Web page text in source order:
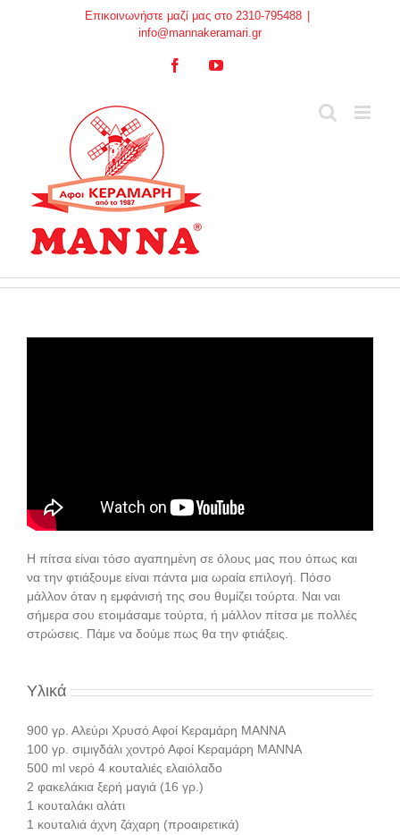
Επικοινωνήστε μαζί μας στο 2310-795488
info@mannakeramari.gr
FacebookYouTube
Η πίτσα είναι τόσο αγαπημένη σε όλους μας που όπως και
να την φτιάξουμε είναι πάντα μια ωραία επιλογή. Πόσο
μάλλον όταν η εμφάνισή της σου θυμίζει τούρτα. Ναι ναι
σήμερα σου ετοιμάσαμε τούρτα, ή μάλλον πίτσα με πολλές
στρώσεις. Πάμε να δούμε πως θα την φτιάξεις.
Υλικά
900 γρ. Αλεύρι Χρυσό Αφοί Κεραμάρη ΜΑΝΝΑ
100 γρ. σιμιγδάλι χοντρό Αφοί Κεραμάρη ΜΑΝΝΑ
500 ml νερό 4 κουταλιές ελαιόλαδο
2 φακελάκια ξερή μαγιά (16 γρ.)
1 κουταλάκι αλάτι
1 κουταλιά άχνη ζάχαρη (προαιρετικά)